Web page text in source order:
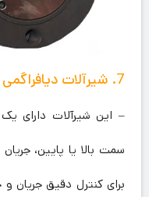
7. شیرآلات دیافراگمی (Diaphragm Valves):
– این شیرآلات دارای
سمت بالا یا پایین،
برای کنترل دقیق جریان